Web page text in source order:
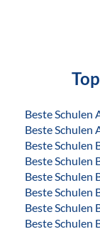
Beste Schulen
Beste Schulen
Beste Schulen
Beste Schulen
Beste Schulen
Beste Schulen
Beste Schulen
Beste Schulen